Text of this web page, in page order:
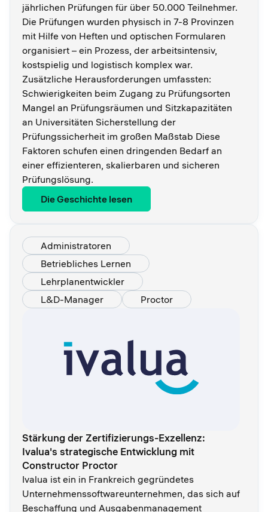
jährlichen Prüfungen für über 50.000 Teilnehmer.
Die Prüfungen wurden physisch in 7-8 Provinzen
mit Hilfe von Heften und optischen Formularen
organisiert – ein Prozess, der arbeitsintensiv,
kostspielig und logistisch komplex war.
Zusätzliche Herausforderungen umfassten:
Schwierigkeiten beim Zugang zu Prüfungsorten
Mangel an Prüfungsräumen und Sitzkapazitäten
an Universitäten Sicherstellung der
Prüfungssicherheit im großen Maßstab Diese
Faktoren schufen einen dringenden Bedarf an
einer effizienteren, skalierbaren und sicheren
Prüfungslösung.
Die Geschichte lesen
Administratoren
Betriebliches Lernen
Lehrplanentwickler
L&D-Manager
Proctor
Stärkung der Zertifizierungs-Exzellenz:
Ivalua's strategische Entwicklung mit
Constructor Proctor
Ivalua ist ein in Frankreich gegründetes
Unternehmenssoftwareunternehmen, das sich auf
Beschaffung und Ausgabenmanagement